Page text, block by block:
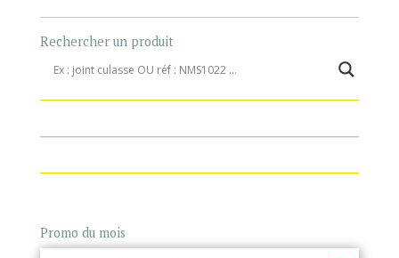
Rechercher un produit
Promo du mois